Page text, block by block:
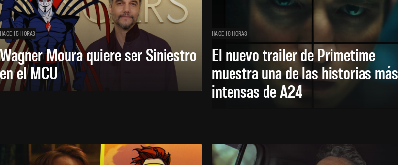
HACE 15 HORAS
Wagner Moura quiere ser Siniestro
en el MCU
HACE 16 HORAS
El nuevo trailer de Primetime
muestra una de las historias más
intensas de A24